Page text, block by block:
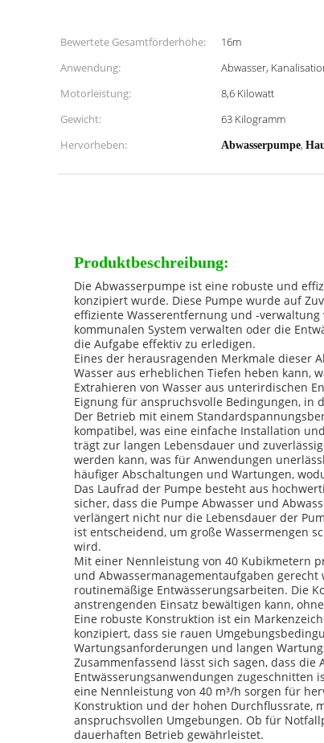
Bewertete Gesamtförderhöhe: 16m
Anwendung:
Abwasser,
Motorleistung:
8,6 Kilowatt
Gewicht:
63 Kilogramm
Hervorheben:
Abwasserpumpe,
Produktbeschreibung:
Die Abwasserpumpe ist eine robuste und
konzipiert wurde. Diese Pumpe wurde auf
effiziente Wasserentfernung und -
kommunalen System verwalten oder die
die Aufgabe effektiv zu erledigen.
Eines der herausragenden Merkmale dieser
Wasser aus erheblichen Tiefen heben kann,
Extrahieren von Wasser aus unterirdischen
Eignung für anspruchsvolle Bedingungen, in
Der Betrieb mit einem
kompatibel, was eine einfache Installation
trägt zur langen Lebensdauer und
werden kann, was für Anwendungen
häufiger Abschaltungen und Wartungen,
Das Laufrad der Pumpe besteht aus
sicher, dass die Pumpe Abwasser und
verlängert nicht nur die Lebensdauer der
ist entscheidend, um große Wassermengen
wird.
Mit einer Nennleistung von 40 Kubikmetern
und Abwassermanagementaufgaben
routinemäßige Entwässerungsarbeiten. Die
anstrengenden Einsatz bewältigen kann,
Eine robuste Konstruktion ist ein
konzipiert, dass sie rauen
Wartungsanforderungen und langen
Zusammenfassend lässt sich sagen, dass
Entwässerungsanwendungen zugeschnitten
eine Nennleistung von 40 m³/h sorgen für
Konstruktion und der hohen Durchflussrate,
anspruchsvollen Umgebungen. Ob für
dauerhaften Betrieb gewährleistet.